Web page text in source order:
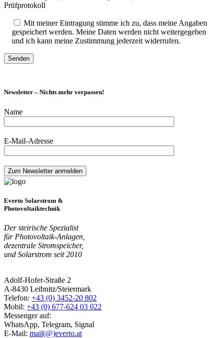
Prüfprotokoll
Mit meiner Eintragung stimme ich zu, dass meine Angaben
gespeichert werden. Meine Daten werden nicht weitergegeben
und ich kann meine Zustimmung jederzeit widerrufen.
Newsletter – Nichts mehr verpassen!
Name
E-Mail-Adresse
Everto Solarstrom &
Photovoltaiktechnik
Der steirische Spezialist
für Photovoltaik-Anlagen,
dezentrale Stromspeicher,
und Solarstrom seit 2010
Adolf-Hofer-Straße 2
A-8430 Leibnitz/Steiermark
Telefon: +43 (0) 3452-20 802
Mobil: +43 (0) 677-624 03 022
Messenger auf:
WhatsApp, Telegram, Signal
E-Mail: mail(@)everto.at